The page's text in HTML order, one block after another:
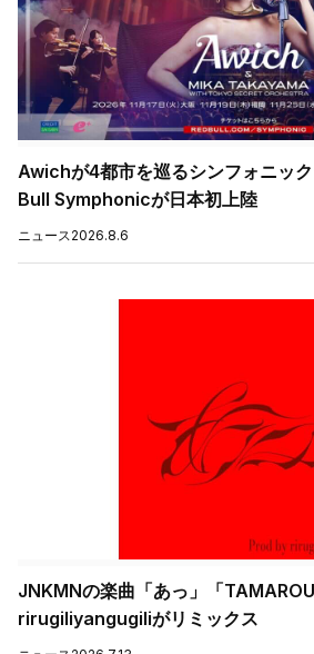
Awichが4都市を巡るシンフォニッ
Bull Symphonicが日本初上陸
ニュース 2026.8.6
JNKMNの楽曲「あっ」「
rirugiliyangugiliがリミックス